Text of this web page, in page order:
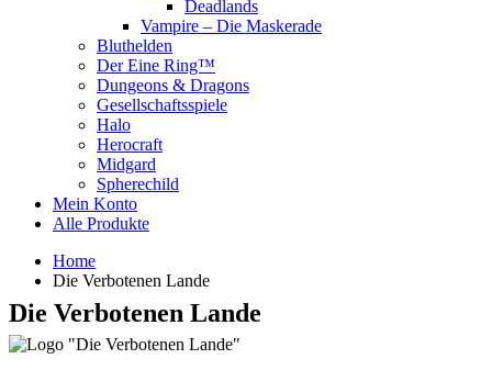
Deadlands
Vampire – Die Maskerade
Bluthelden
Der Eine Ring™
Dungeons & Dragons
Gesellschaftsspiele
Halo
Herocraft
Midgard
Spherechild
Mein Konto
Alle Produkte
Home
Die Verbotenen Lande
Die Verbotenen Lande